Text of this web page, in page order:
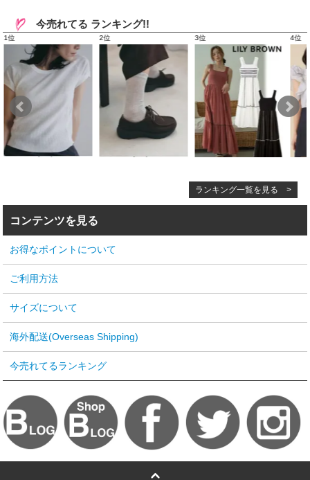
今売れてる ランキング!!
ランキング一覧を見る >
コンテンツを見る
お得なポイントについて
ご利用方法
サイズについて
海外配送(Overseas Shipping)
今売れてるランキング